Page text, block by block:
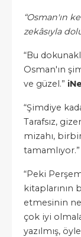
“Osman'ın
zekâsıyla
“Bu
Osman'ın
ve güzel.”
“Şimdiye
Tarafsız,
mizahı,
tamamlıyor.”
“Peki
kitaplarının
etmesinin
çok iyi
yazılmış,